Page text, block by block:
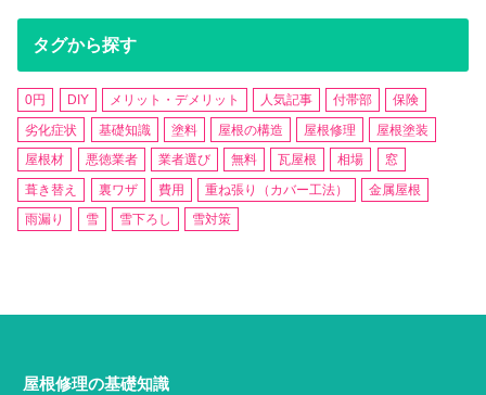
タグから探す
0円 DIY メリット・デメリット 人気記事 付帯部
保険
劣化症状
基礎知識 塗料 屋根の構造 屋根修理
屋根塗装
屋根材
悪徳業者 業者選び 無料 瓦屋根 相場
窓
葺き替え
裏ワザ 費用 重ね張り（カバー工法）
金属屋根
雨漏り
雪 雪下ろし 雪対策
屋根修理の基礎知識